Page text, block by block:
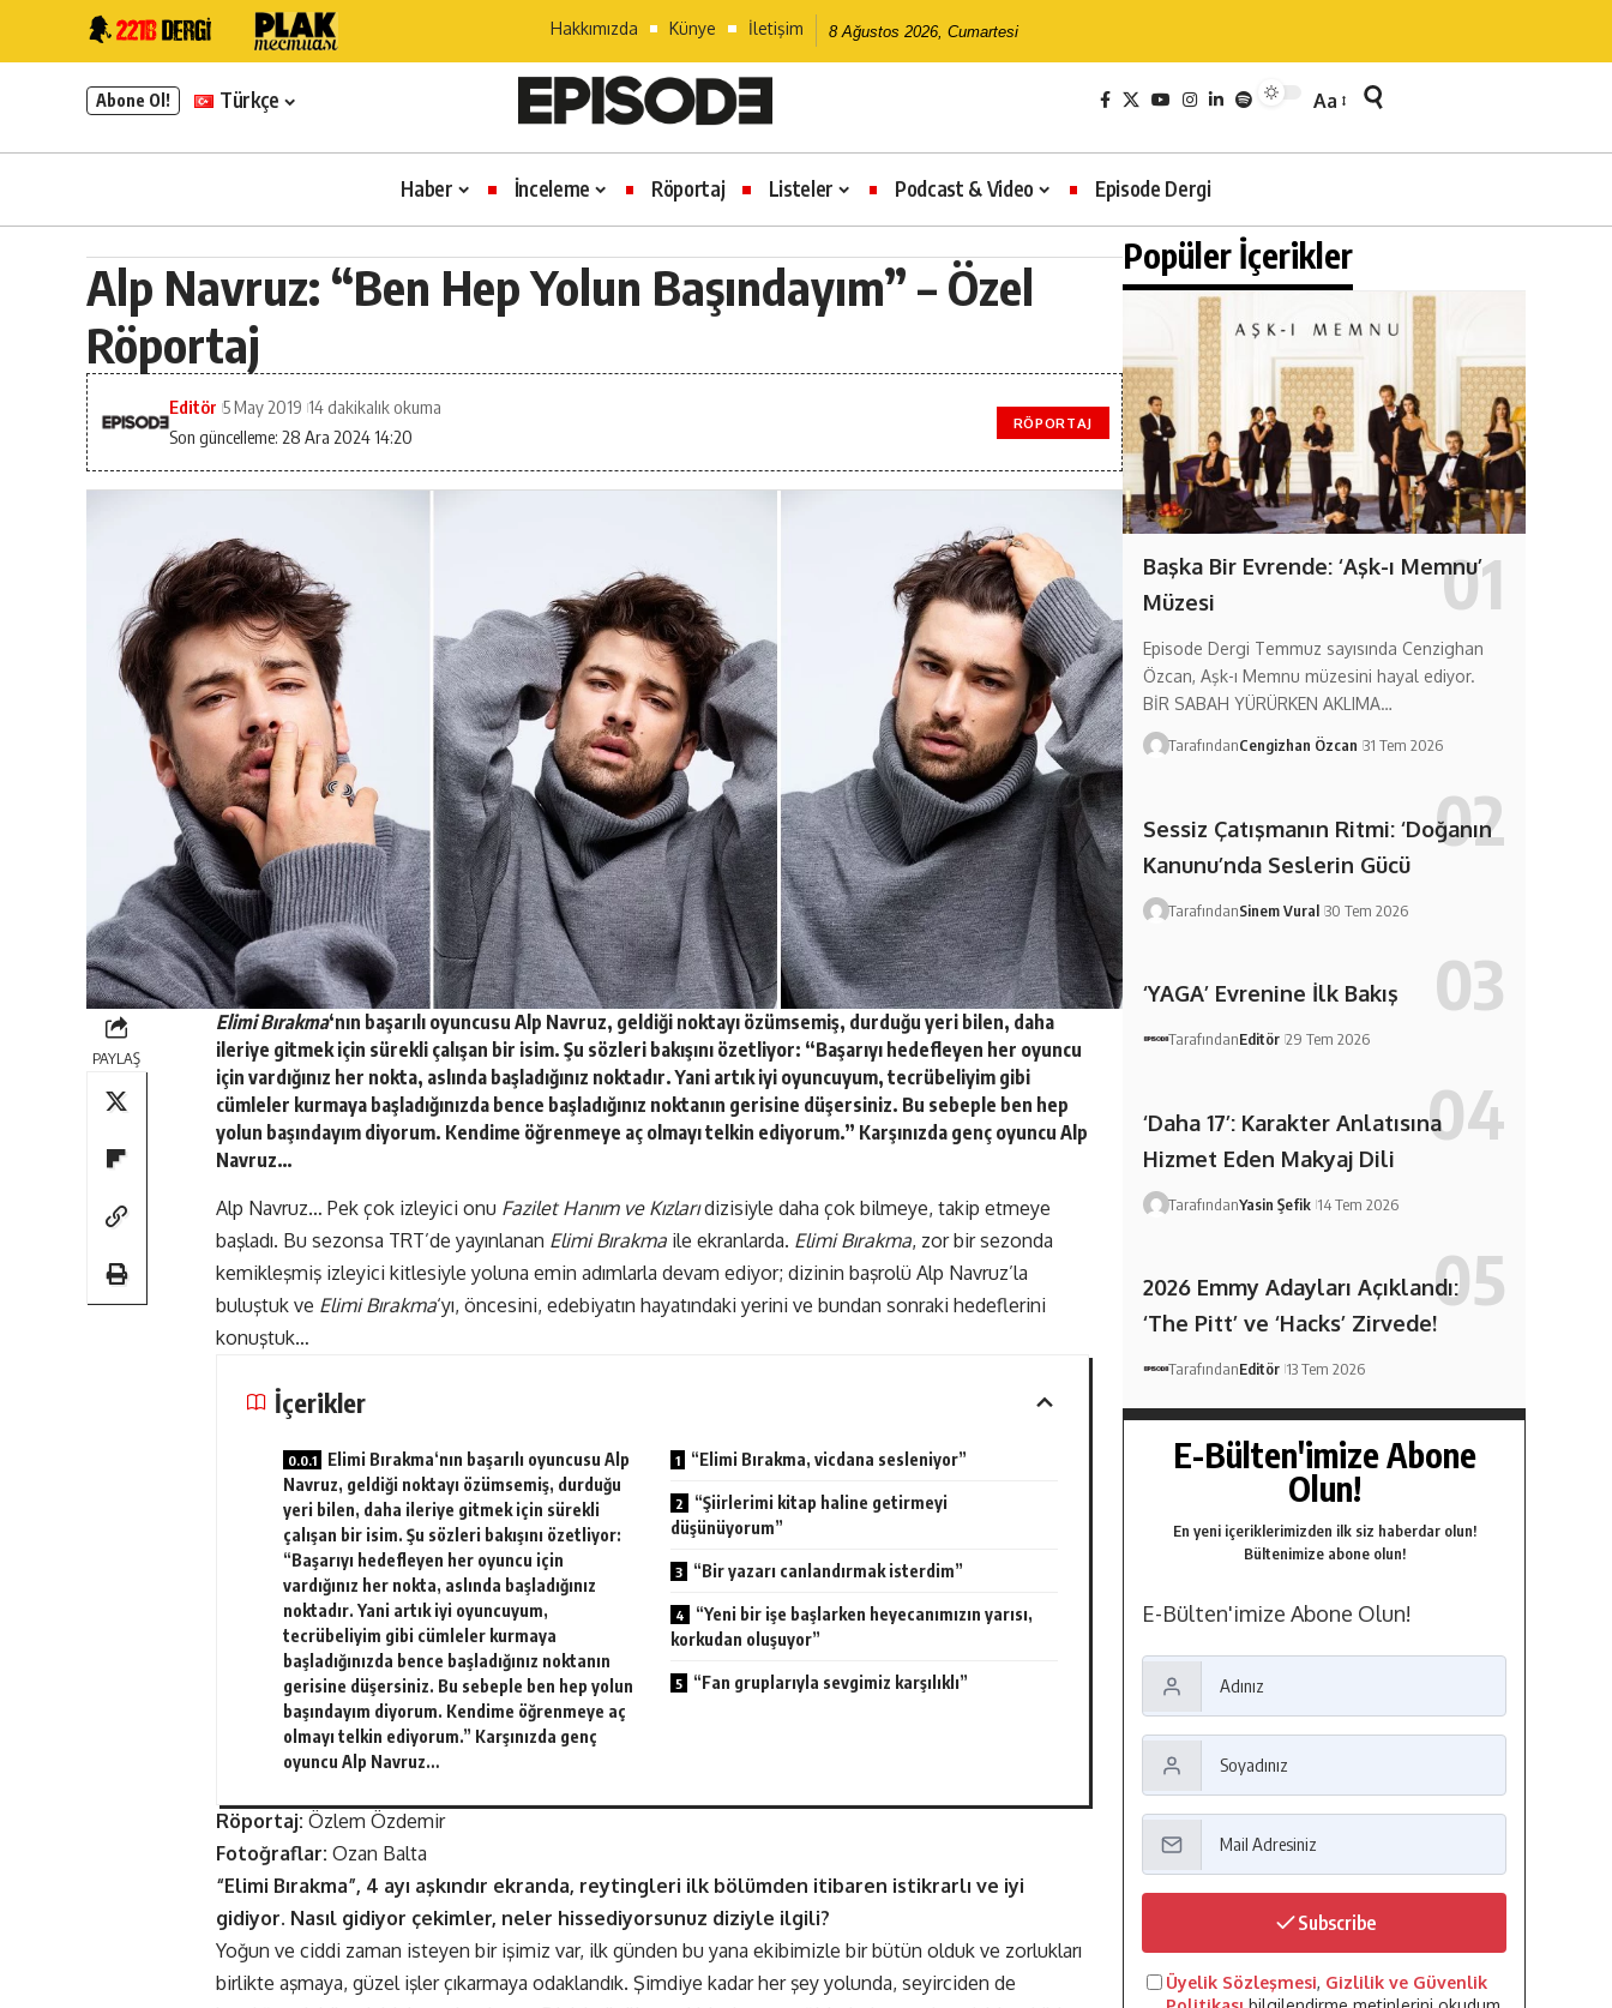
Hakkımızda Künye İletişim 8 Ağustos 2026, Cumartesi
Abone Ol! Türkçe Aa
Haber İnceleme Röportaj Listeler Podcast & Video Episode Dergi
Alp Navruz: “Ben Hep Yolun Başındayım” – Özel
Röportaj
Son güncelleme: 28 Ara 2024 14:20
Editör 5 May 2019 14 dakikalık okuma
RÖPORTAJ
PAYLAŞ
Elimi Bırakma‘nın başarılı oyuncusu Alp Navruz, geldiği noktayı özümsemiş, durduğu yeri bilen, daha
ileriye gitmek için sürekli çalışan bir isim. Şu sözleri bakışını özetliyor: “Başarıyı hedefleyen her oyuncu
için vardığınız her nokta, aslında başladığınız noktadır. Yani artık iyi oyuncuyum, tecrübeliyim gibi
cümleler kurmaya başladığınızda bence başladığınız noktanın gerisine düşersiniz. Bu sebeple ben hep
yolun başındayım diyorum. Kendime öğrenmeye aç olmayı telkin ediyorum.” Karşınızda genç oyuncu Alp
Navruz…
Alp Navruz… Pek çok izleyici onu Fazilet Hanım ve Kızlarıdizisiyle daha çok bilmeye, takip etmeye
başladı. Bu sezonsa TRT’de yayınlanan Elimi Bırakma ile ekranlarda. Elimi Bırakma, zor bir sezonda
kemikleşmiş izleyici kitlesiyle yoluna emin adımlarla devam ediyor; dizinin başrolü Alp Navruz’la
buluştuk ve Elimi Bırakma‘yı, öncesini, edebiyatın hayatındaki yerini ve bundan sonraki hedeflerini
konuştuk…
İçerikler
Elimi Bırakma‘nın başarılı oyuncusu Alp
Navruz, geldiği noktayı özümsemiş, durduğu
yeri bilen, daha ileriye gitmek için sürekli
çalışan bir isim. Şu sözleri bakışını özetliyor:
“Başarıyı hedefleyen her oyuncu için
vardığınız her nokta, aslında başladığınız
noktadır. Yani artık iyi oyuncuyum,
tecrübeliyim gibi cümleler kurmaya
başladığınızda bence başladığınız noktanın
gerisine düşersiniz. Bu sebeple ben hep yolun
başındayım diyorum. Kendime öğrenmeye aç
olmayı telkin ediyorum.” Karşınızda genç
oyuncu Alp Navruz…
“Elimi Bırakma, vicdana sesleniyor”
“Şiirlerimi kitap haline getirmeyi
düşünüyorum”
“Bir yazarı canlandırmak isterdim”
“Yeni bir işe başlarken heyecanımızın yarısı,
korkudan oluşuyor”
“Fan gruplarıyla sevgimiz karşılıklı”
Röportaj: Özlem Özdemir
Fotoğraflar: Ozan Balta
“Elimi Bırakma”, 4 ayı aşkındır ekranda, reytingleri ilk bölümden itibaren istikrarlı ve iyi
gidiyor. Nasıl gidiyor çekimler, neler hissediyorsunuz diziyle ilgili?
Yoğun ve ciddi zaman isteyen bir işimiz var, ilk günden bu yana ekibimizle bir bütün olduk ve zorlukları
birlikte aşmaya, güzel işler çıkarmaya odaklandık. Şimdiye kadar her şey yolunda, seyirciden de
Popüler İçerikler
Başka Bir Evrende: ‘Aşk-ı Memnu’
Müzesi
Episode Dergi Temmuz sayısında Cenzighan
Özcan, Aşk-ı Memnu müzesini hayal ediyor.
BİR SABAH YÜRÜRKEN AKLIMA…
TarafındanCengizhan Özcan 31 Tem 2026
Sessiz Çatışmanın Ritmi: ‘Doğanın
Kanunu’nda Seslerin Gücü
TarafındanSinem Vural 30 Tem 2026
‘YAGA’ Evrenine İlk Bakış
TarafındanEditör 29 Tem 2026
‘Daha 17’: Karakter Anlatısına
Hizmet Eden Makyaj Dili
TarafındanYasin Şefik 14 Tem 2026
2026 Emmy Adayları Açıklandı:
‘The Pitt’ ve ‘Hacks’ Zirvede!
TarafındanEditör 13 Tem 2026
E-Bülten'imize Abone
Olun!
En yeni içeriklerimizden ilk siz haberdar olun!
Bültenimize abone olun!
E-Bülten'imize Abone Olun!
Subscribe
Üyelik Sözleşmesi, Gizlilik ve Güvenlik